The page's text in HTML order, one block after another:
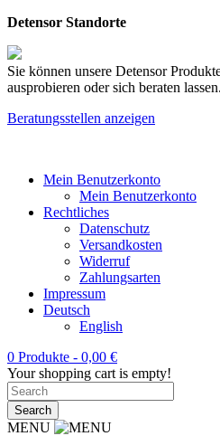
Detensor Standorte
Sie können unsere Detensor
ausprobieren oder sich beraten lassen.
Beratungsstellen anzeigen
Mein Benutzerkonto
Mein Benutzerkonto
Rechtliches
Datenschutz
Versandkosten
Widerruf
Zahlungsarten
Impressum
Deutsch
English
0 Produkte - 0,00 €
Your shopping cart is empty!
MENU